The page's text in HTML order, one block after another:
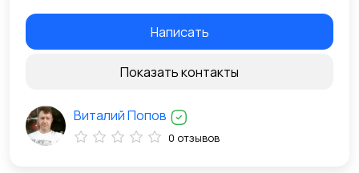
Написать
Показать контакты
Виталий Попов
0 отзывов